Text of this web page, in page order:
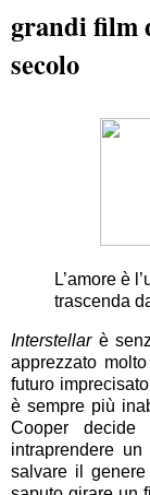
grandi film
secolo
L’amore è
trascenda
Interstellarè
apprezzato
futuro
è sempre più
Cooper
intraprendere
salvare il